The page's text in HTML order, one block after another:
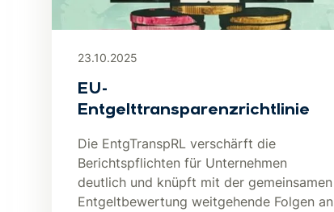
23.10.2025
EU-
Entgelttransparenzrichtlinie
Die EntgTranspRL verschärft die
Berichtspflichten für Unternehmen
deutlich und knüpft mit der gemeinsamen
Entgeltbewertung weitgehende Folgen an